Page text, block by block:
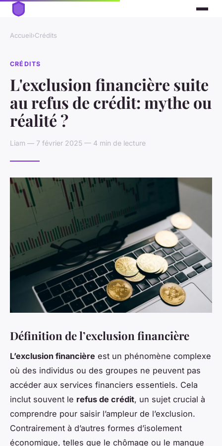
Accueil›Crédits
CRÉDITS
L'exclusion financière suite
au refus de crédit: mythe ou
réalité ?
Liam — 7 février 2025 — 4 min de lecture
Définition de l’exclusion financière
L’exclusion financière est un phénomène complexe
où des individus ou des groupes ne peuvent pas
accéder aux services financiers essentiels. Cela
inclut souvent le refus de crédit, un sujet crucial à
comprendre pour saisir l’ampleur de l’exclusion.
Contrairement à d’autres formes d’isolement
économique, telles que le chômage ou le manque